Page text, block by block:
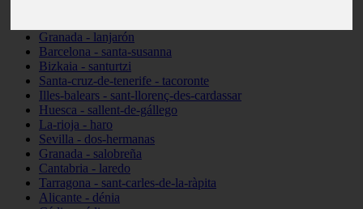
Granada - lanjarón
Barcelona - santa-susanna
Bizkaia - santurtzi
Santa-cruz-de-tenerife - tacoronte
Illes-balears - sant-llorenç-des-cardassar
Huesca - sallent-de-gállego
La-rioja - haro
Sevilla - dos-hermanas
Granada - salobreña
Cantabria - laredo
Tarragona - sant-carles-de-la-ràpita
Alicante - dénia